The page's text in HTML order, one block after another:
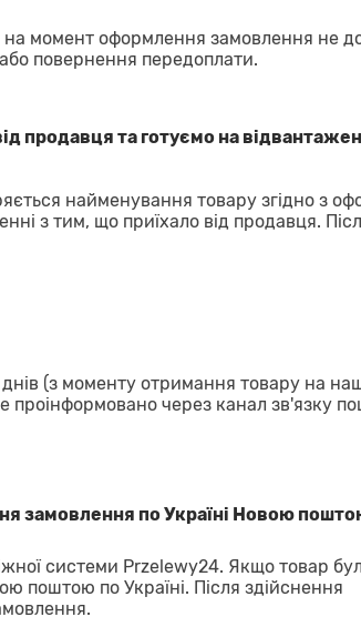
момент оформлення замовлення не
повернення передоплати.
продавця та готуємо на
найменування товару згідно з
з тим, що приїхало від продавця.
(з моменту отримання товару на
проінформовано через канал зв'язку
замовлення по Україні Новою
системи Przelewy24. Якщо товар
поштою по Україні. Після здійснення